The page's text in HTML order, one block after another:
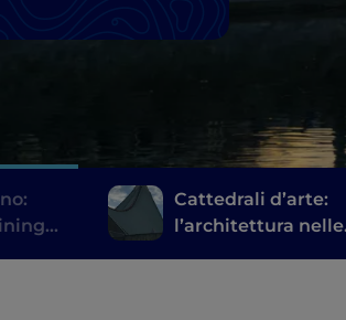
Cattedrali d’arte:
l’architettura nelle